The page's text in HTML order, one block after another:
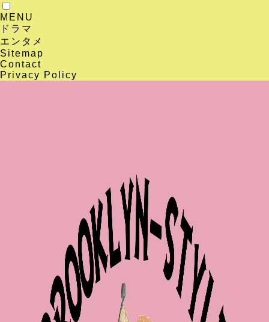
MENU
ドラマ
エンタメ
Sitemap
Contact
Privacy Policy